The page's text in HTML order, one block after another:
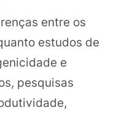
entre os
estudos de
e
pesquisas